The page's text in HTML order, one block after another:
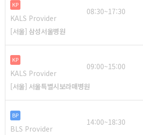
KP
KALS Provider
08:30~17:30
[서울] 삼성서울병원
KP
KALS Provider
09:00~15:00
[서울] 서울특별시보라매병원
BP
BLS Provider
14:00~18:30